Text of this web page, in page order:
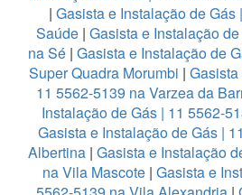
| Gasista e Instalação de
Saúde| Gasista e Instalação
na Sé | Gasista e Instalação de
Super Quadra Morumbi |
11 5562-5139 na Varzea da
Instalação de Gás | 11 5562-
Gasista e Instalação de Gás |
Albertina | Gasista e Instalação
na Vila Mascote| Gasista e